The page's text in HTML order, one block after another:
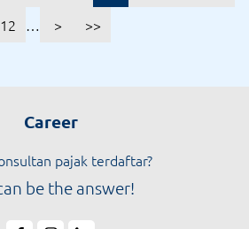
12
… > >>
Career
pajak terdaftar?
be the answer!